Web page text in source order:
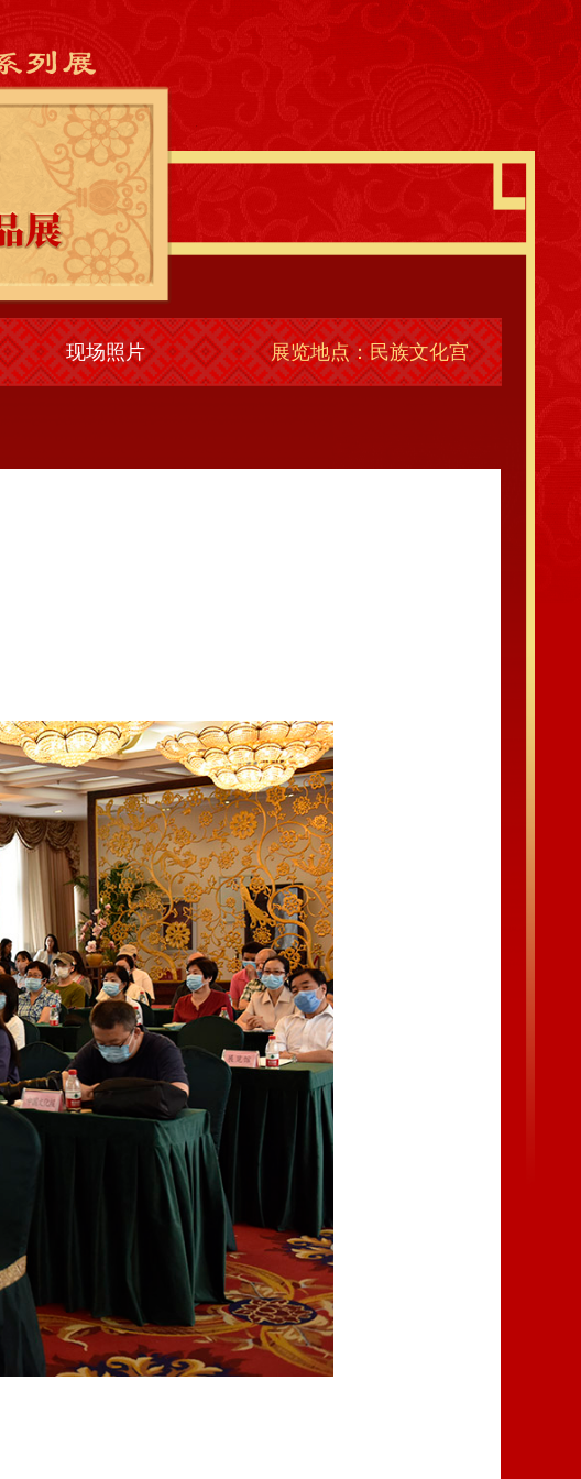
现场照片 展览地点：民族文化宫